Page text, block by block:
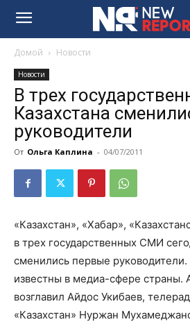
Домой Новости
Новости
В трех
Казахстана
руководители
От Ольга Каплина - 04/07/2011
«Казахстан», «Хабар»,
в трех государственных СМИ
сменились первые
известны в медиа-сфере страны.
возглавил Айдос Укибаев,
«Казахстан» Нуржан